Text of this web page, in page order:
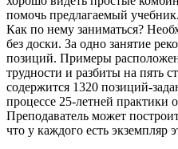
помочь предлагаемый учебник.
Как по нему заниматься?
без доски. За одно занятие
позиций. Примеры
трудности и разбиты на пять
содержится 1320 позиций-
процессе 25-летней практики
Преподаватель может
что у каждого есть экземпляр